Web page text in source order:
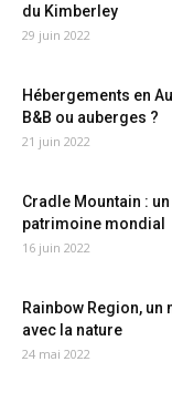
du Kimberley
29 juin 2022
Hébergements en
B&B ou auberges ?
21 juin 2022
Cradle Mountain :
patrimoine mondial
16 juin 2022
Rainbow Region,
avec la nature
24 mai 2022